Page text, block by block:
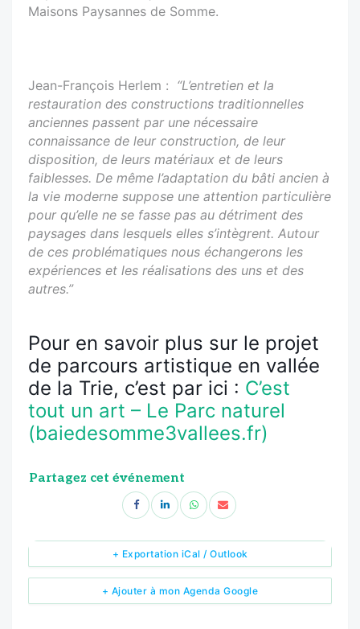
Maisons Paysannes de Somme.
Jean-François Herlem : “L’entretien et la
restauration des constructions traditionnelles
anciennes passent par une nécessaire
connaissance de leur construction, de leur
disposition, de leurs matériaux et de leurs
faiblesses. De même l’adaptation du bâti ancien à
la vie moderne suppose une attention particulière
pour qu’elle ne se fasse pas au détriment des
paysages dans lesquels elles s’intègrent. Autour
de ces problématiques nous échangerons les
expériences et les réalisations des uns et des
autres.”
Pour en savoir plus sur le projet
de parcours artistique en vallée
de la Trie, c’est par ici : C’est
tout un art – Le Parc naturel
(baiedesomme3vallees.fr)
Partagez cet événement
+ Ajouter à mon Agenda Google
+ Exportation iCal / Outlook